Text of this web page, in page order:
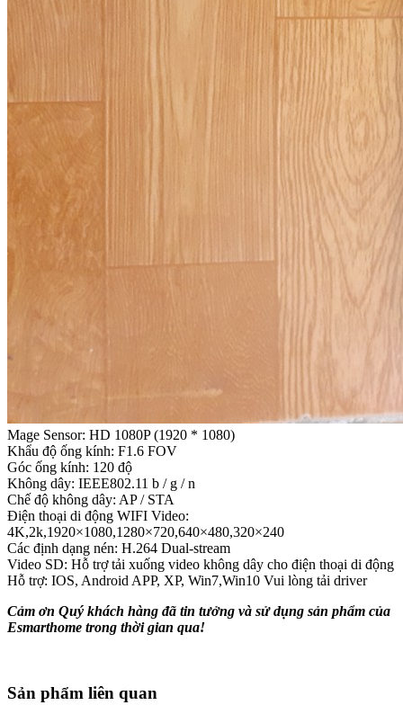
Mage Sensor: HD 1080P (1920 * 1080)
Khẩu độ ống kính: F1.6 FOV
Góc ống kính: 120 độ
Không dây: IEEE802.11 b / g / n
Chế độ không dây: AP / STA
Điện thoại di động WIFI Video:
4K,2k,1920×1080,1280×720,640×480,320×240
Các định dạng nén: H.264 Dual-stream
Video SD: Hỗ trợ tải xuống video không dây cho điện thoại di động
Hỗ trợ: IOS, Android APP, XP, Win7,Win10 Vui lòng tải driver
Cảm ơn Quý khách hàng đã tin tưởng và sử dụng sản phẩm của
Esmarthome trong thời gian qua!
Sản phẩm liên quan